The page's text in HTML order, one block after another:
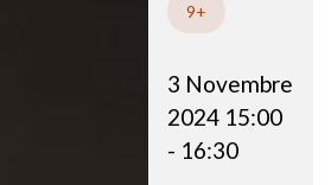
9+
3 Novembre
2024 15:00
- 16:30